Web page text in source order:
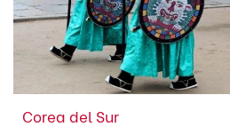
Corea del Sur